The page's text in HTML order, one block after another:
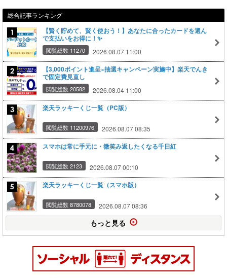
総合記事ランキング
【賢く貯めて、賢く使おう！】あなたに合ったカードを選ん
で支払いをお得に！✨
閲覧総数 11270 2026.08.07 11:00
【3,000ポイント進呈×抽選キャンペーン実施中】楽天でんき
で固定費見直し
閲覧総数 20582 2026.08.04 11:00
楽天ラッキーくじ一覧（PC版）
閲覧総数 11200976 2026.08.07 08:35
スマホは常に手元に・微笑み返したくなる千日紅
閲覧総数 2123 2026.08.07 00:10
楽天ラッキーくじ一覧（スマホ版）
閲覧総数 8780078 2026.08.07 08:36
もっと見る